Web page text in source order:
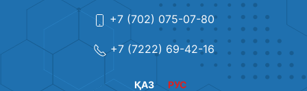
+7 (702) 075-07-80
+7 (7222) 69-42-16
РУС
ҚАЗ